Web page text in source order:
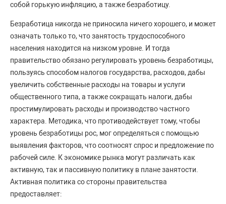
собой горькую инфляцию, а также безработицу.
Безработица никогда не приносила ничего хорошего, и может
означать только то, что занятость трудоспособного
населения находится на низком уровне. И тогда
правительство обязано регулировать уровень безработицы,
пользуясь способом налогов государства, расходов, дабы
увеличить собственные расходы на товары и услуги
общественного типа, а также сокращать налоги, дабы
простимулировать расходы и производство частного
характера. Методика, что противодействует тому, чтобы
уровень безработицы рос, мог определяться с помощью
выявления факторов, что соотносят спрос и предложение по
рабочей силе. К экономике рынка могут различать как
активную, так и пассивную политику в плане занятости.
Активная политика со стороны правительства
предоставляет: